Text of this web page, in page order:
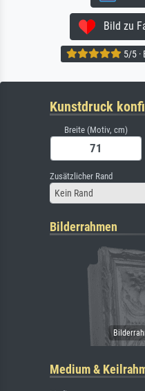
Bild zu
5/5 ·
Kunstdruck
Breite (Motiv, cm)
Zusätzlicher Rand
Kein Rand
Bilderrahmen
Medium &